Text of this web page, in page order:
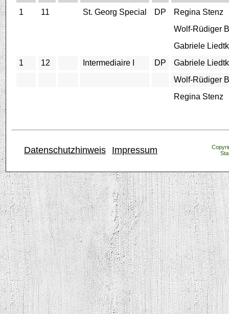
1
11 St. Georg Special DP
Regina Stenz
Wolf-Rüdiger
Gabriele
1
12 Intermediaire I DP
Gabriele
Wolf-Rüdiger
Regina Stenz
Datenschutzhinweis Impressum